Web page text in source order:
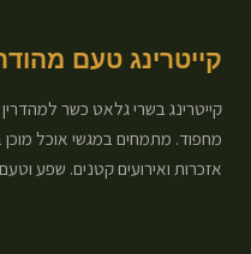
קייטרינג טעם
קייטרינג בשרי גלאט כשר
מחפוד. מתמחים במגשי אוכל
אזכרות ואירועים קטנים. שפע